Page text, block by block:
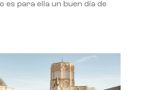
es para ella un buen día de